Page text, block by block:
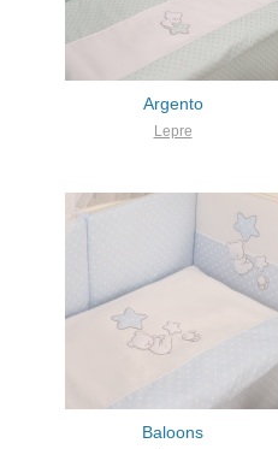
Argento
Lepre
Baloons